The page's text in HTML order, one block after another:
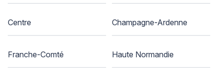
Centre Champagne-Ardenne
Franche-Comté Haute Normandie